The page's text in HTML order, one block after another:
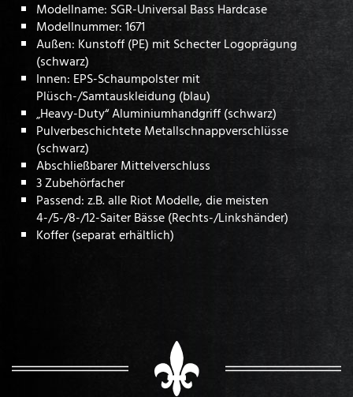
Modellname: SGR-Universal Bass Hardcase
Modellnummer: 1671
Außen: Kunstoff (PE) mit Schecter Logoprägung
(schwarz)
Innen: EPS-Schaumpolster mit
Plüsch-/Samtauskleidung (blau)
„Heavy-Duty“ Aluminiumhandgriff (schwarz)
Pulverbeschichtete Metallschnappverschlüsse
(schwarz)
Abschließbarer Mittelverschluss
3 Zubehörfacher
Passend: z.B. alle Riot Modelle, die meisten
4-/5-/8-/12-Saiter Bässe (Rechts-/Linkshänder)
Koffer (separat erhältlich)